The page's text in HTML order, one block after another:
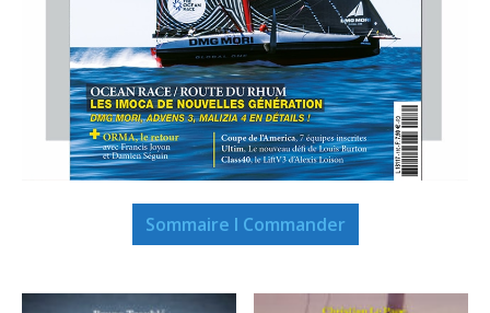
Sommaire I Commander